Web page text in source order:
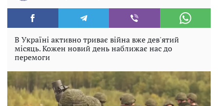
В Україні активно триває війна вже дев'ятий
місяць. Кожен новий день наближає нас до
перемоги